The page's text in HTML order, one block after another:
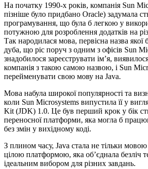
На початку 1990-х років, компанія Sun
пізніше було придбано Oracle) задумала
програмування, що була б легкою у
потужною для розроблення додатків на
Так народилася мова, первісна назва якої
дуба, що ріс поруч з одним з офісів Sun
знадобилося зареєструвати ім’я,
компанія з такою самою назвою, і Sun
перейменувати свою мову на Java.
Мова набула широкої популярності та
коли Sun Microsystems випустила її у
Kit (JDK) 1.0. Це був перший крок у бік
переносної платформи, яка могла б
без змін у вихідному коді.
З плином часу, Java стала не тільки
цілою платформою, яка об’єднала безліч
ідеальним вибором для різних завдань.